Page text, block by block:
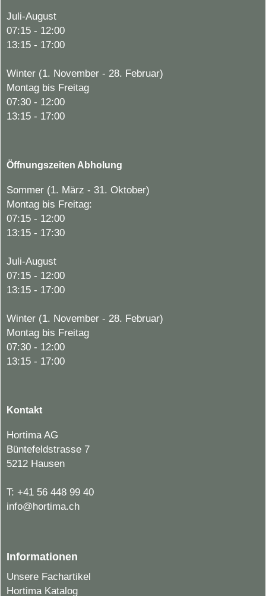
Juli-August
07:15 - 12:00
13:15 - 17:00
Winter (1. November - 28. Februar)
Montag bis Freitag
07:30 - 12:00
13:15 - 17:00
Öffnungszeiten Abholung
Sommer (1. März - 31. Oktober)
Montag bis Freitag:
07:15 - 12:00
13:15 - 17:30
Juli-August
07:15 - 12:00
13:15 - 17:00
Winter (1. November - 28. Februar)
Montag bis Freitag
07:30 - 12:00
13:15 - 17:00
Kontakt
Hortima AG
Büntefeldstrasse 7
5212 Hausen
T: +41 56 448 99 40
info@hortima.ch
Informationen
Unsere Fachartikel
Hortima Katalog